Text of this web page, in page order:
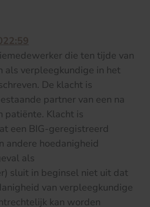
die ten tijde van
als verpleegkundige in het
De klacht is
partner van een na
patiënte. Klacht is
een BIG-geregistreerd
andere hoedanigheid
als
sluit in beginsel niet uit dat
van verpleegkundige
kan worden